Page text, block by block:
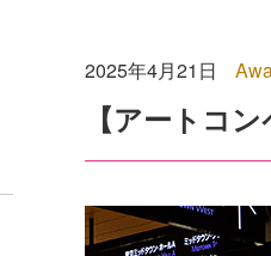
2025年4月21日
【アートコ